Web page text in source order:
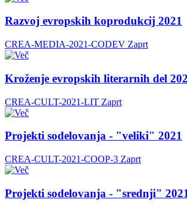
Razvoj evropskih koprodukcij 2021
CREA-MEDIA-2021-CODEV Zaprt
Kroženje evropskih literarnih del
CREA-CULT-2021-LIT Zaprt
Projekti sodelovanja - "veliki" 2021
CREA-CULT-2021-COOP-3 Zaprt
Projekti sodelovanja - "srednji" 2021